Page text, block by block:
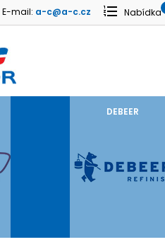
E-mail: a-c@a-c.cz Nabídka
DEBEER